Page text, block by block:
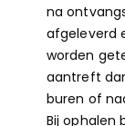
na
afgeleverd
worden
aantreft
buren of
Bij ophalen